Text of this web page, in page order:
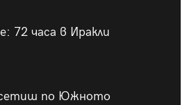
72 часа в Иракли
по Южното